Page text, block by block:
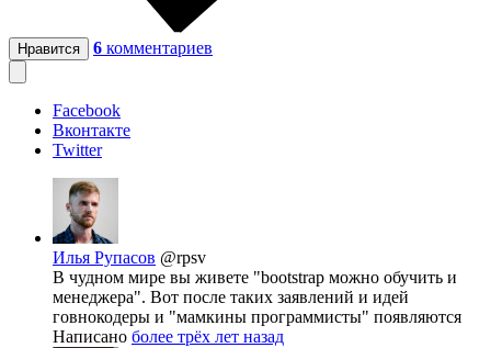
Нравится 6 комментариев
Facebook
Вконтакте
Twitter
Илья Рупасов @rpsv
В чудном мире вы живете "bootstrap можно обучить и
менеджера". Вот после таких заявлений и идей
говнокодеры и "мамкины программисты" появляются
Написано более трёх лет назад